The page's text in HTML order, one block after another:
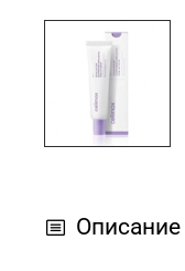
Описание